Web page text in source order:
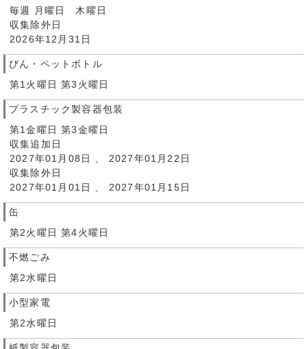
毎週 月曜日 木曜日
収集除外日
2026年12月31日
びん・ペットボトル
第1火曜日 第3火曜日
プラスチック製容器包装
第1金曜日 第3金曜日
収集追加日
2027年01月08日 、 2027年01月22日
収集除外日
2027年01月01日 、 2027年01月15日
缶
第2火曜日 第4火曜日
不燃ごみ
第2水曜日
小型家電
第2水曜日